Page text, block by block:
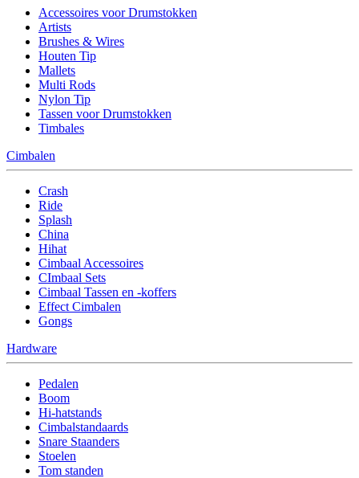
Accessoires voor Drumstokken
Artists
Brushes & Wires
Houten Tip
Mallets
Multi Rods
Nylon Tip
Tassen voor Drumstokken
Timbales
Cimbalen
Crash
Ride
Splash
China
Hihat
Cimbaal Accessoires
CImbaal Sets
Cimbaal Tassen en -koffers
Effect Cimbalen
Gongs
Hardware
Pedalen
Boom
Hi-hatstands
Cimbalstandaards
Snare Staanders
Stoelen
Tom standen